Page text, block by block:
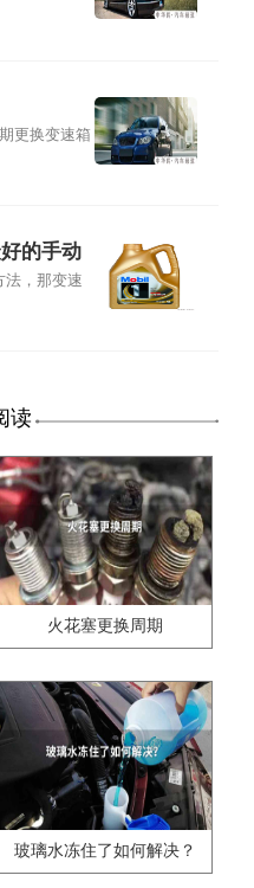
更换变速箱
的手动
法，那变速
读
火花塞更换周期
玻璃水冻住了如何解决？